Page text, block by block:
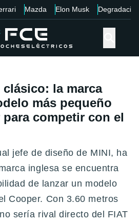
Mazda Elon Musk Degradación
clásico: la marca
más pequeño
competir con el
jefe de diseño de MINI, ha
inglesa se encuentra
de lanzar un modelo
Cooper. Con 3.60 metros
sería rival directo del FIAT